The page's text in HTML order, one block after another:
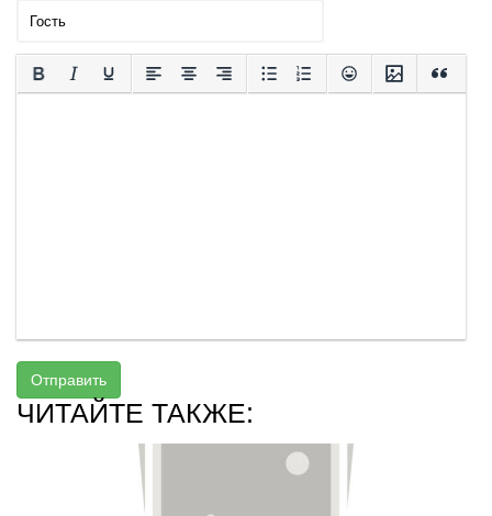
Отправить
ЧИТАЙТЕ ТАКЖЕ: